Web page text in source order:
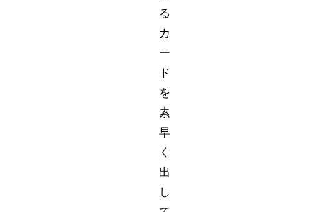
る
カ
ー
ド
を
素
早
く
出
し